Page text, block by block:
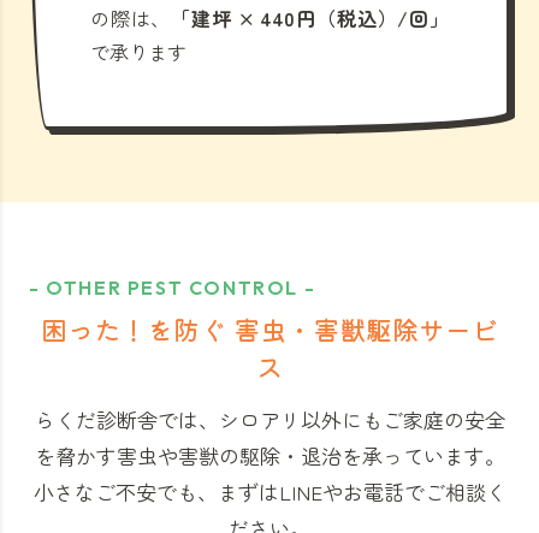
の際は、
「建坪 × 440円（税込）/回」
で承ります
- OTHER PEST CONTROL -
困った！を防ぐ 害虫・害獣駆除サービ
ス
らくだ診断舎では、シロアリ以外にもご家庭の安全
を脅かす害虫や害獣の駆除・退治を承っています。
小さなご不安でも、まずはLINEやお電話でご相談く